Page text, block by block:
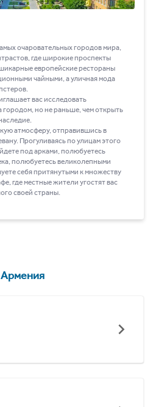
очаровательных городов мира,
где широкие проспекты
европейские рестораны
чайными, а уличная мода
вас исследовать
городом, но не раньше, чем открыть
атмосферу, отправившись в
Прогуливаясь по улицам этого
под арками, полюбуетесь
полюбуетесь великолепными
себя притянутыми к множеству
где местные жители угостят вас
своей страны.
Армения